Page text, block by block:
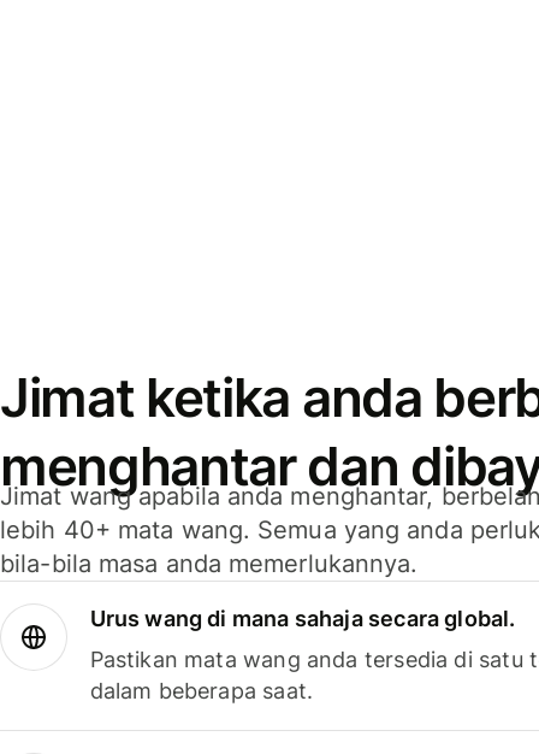
Jimat ketika anda
menghantar dan
Jimat wang apabila anda menghantar,
lebih 40+ mata wang. Semua yang anda
bila-bila masa anda memerlukannya.
Urus wang di mana sahaja secara global.
Pastikan mata wang anda tersedia di satu
dalam beberapa saat.